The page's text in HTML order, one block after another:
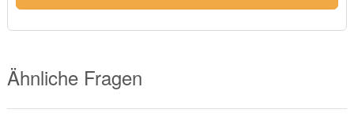
Ähnliche Fragen